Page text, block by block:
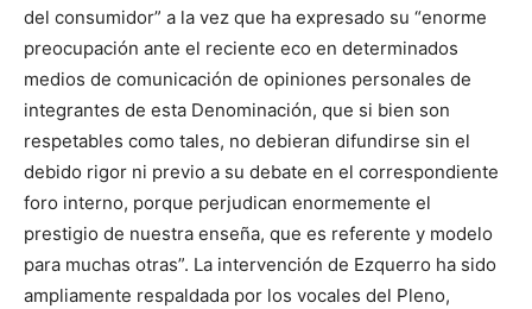
del consumidor” a la vez que ha expresado su “enorme
preocupación ante el reciente eco en determinados
medios de comunicación de opiniones personales de
integrantes de esta Denominación, que si bien son
respetables como tales, no debieran difundirse sin el
debido rigor ni previo a su debate en el correspondiente
foro interno, porque perjudican enormemente el
prestigio de nuestra enseña, que es referente y modelo
para muchas otras”. La intervención de Ezquerro ha sido
ampliamente respaldada por los vocales del Pleno,